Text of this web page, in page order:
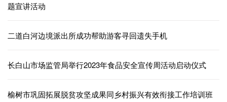
题宣讲活动
二道白河边境派出所成功帮助游客寻回遗失手机
长白山市场监管局举行2023年食品安全宣传周活动启动仪式
榆树市巩固拓展脱贫攻坚成果同乡村振兴有效衔接工作培训班